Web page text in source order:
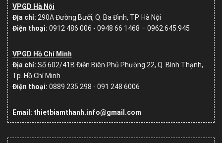
VPGD Hà Nội
Địa chỉ: 290A Đường Bưởi, Q. Ba Đình, TP. Hà Nội
Điện thoại: 0912 486 006 - 0948 66 1468 – 0962.645.945
VPGD Hồ Chí Minh
Địa chỉ: Số602/41B Điện Biên Phủ Phường 22, Q. Bình Thạnh,
Tp. Hồ Chí Minh
Điện thoại: 0889 235 298 - 091 248 6006
Email: thietbiamthanh.info@gmail.com